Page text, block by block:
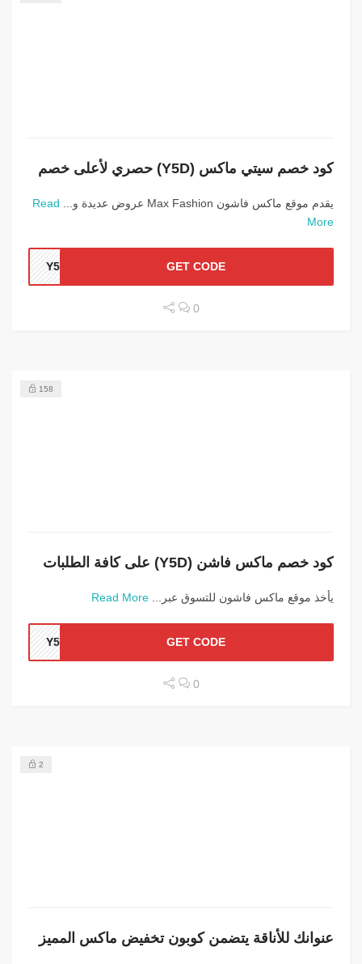
كود خصم سيتي ماكس (Y5D) حصري لأعلى خصم
يقدم موقع ماكس فاشون Max Fashion عروض عديدة و...
Read
More
GET CODE
0
158
كود خصم ماكس فاشن (Y5D) على كافة الطلبات
يأخذ موقع ماكس فاشون للتسوق عبر... Read More
GET CODE
0
2
عنوانك للأناقة يتضمن كوبون تخفيض ماكس المميز